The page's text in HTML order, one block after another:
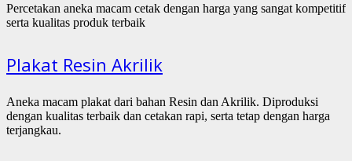
Percetakan aneka macam cetak dengan harga yang sangat kompetitif
serta kualitas produk terbaik
Plakat Resin Akrilik
Aneka macam plakat dari bahan Resin dan Akrilik. Diproduksi
dengan kualitas terbaik dan cetakan rapi, serta tetap dengan harga
terjangkau.